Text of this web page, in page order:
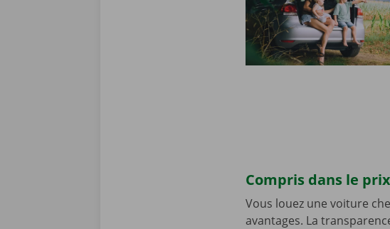
Compris dans le
Vous louez une voiture
avantages. La